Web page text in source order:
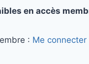
en accès
: Me connecter